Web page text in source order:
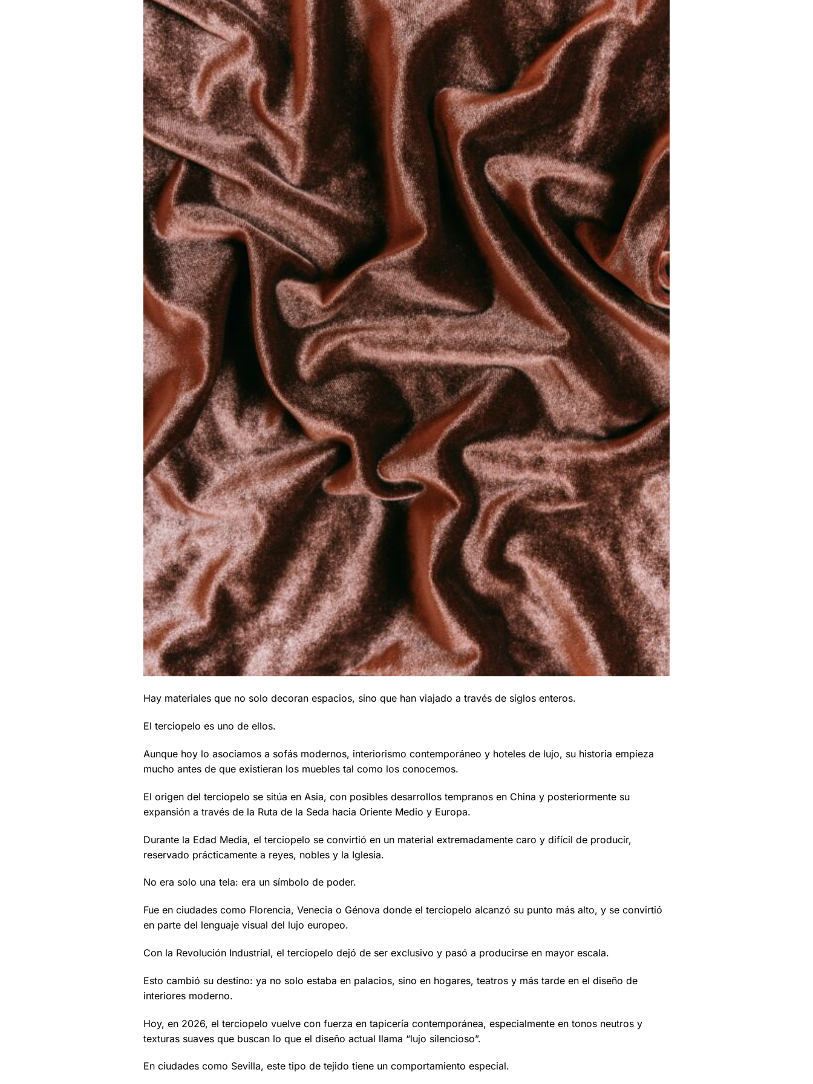
Hay materiales que no solo decoran espacios, sino que han viajado a través de siglos enteros.
El terciopelo es uno de ellos.
Aunque hoy lo asociamos a sofás modernos, interiorismo contemporáneo y hoteles de lujo, su historia empieza
mucho antes de que existieran los muebles tal como los conocemos.
El origen del terciopelo se sitúa en Asia, con posibles desarrollos tempranos en China y posteriormente su
expansión a través de la Ruta de la Seda hacia Oriente Medio y Europa.
Durante la Edad Media, el terciopelo se convirtió en un material extremadamente caro y difícil de producir,
reservado prácticamente a reyes, nobles y la Iglesia.
No era solo una tela: era un símbolo de poder.
Fue en ciudades como Florencia, Venecia o Génova donde el terciopelo alcanzó su punto más alto, y se convirtió
en parte del lenguaje visual del lujo europeo.
Con la Revolución Industrial, el terciopelo dejó de ser exclusivo y pasó a producirse en mayor escala.
Esto cambió su destino: ya no solo estaba en palacios, sino en hogares, teatros y más tarde en el diseño de
interiores moderno.
Hoy, en 2026, el terciopelo vuelve con fuerza en tapicería contemporánea, especialmente en tonos neutros y
texturas suaves que buscan lo que el diseño actual llama “lujo silencioso”.
En ciudades como Sevilla, este tipo de tejido tiene un comportamiento especial.